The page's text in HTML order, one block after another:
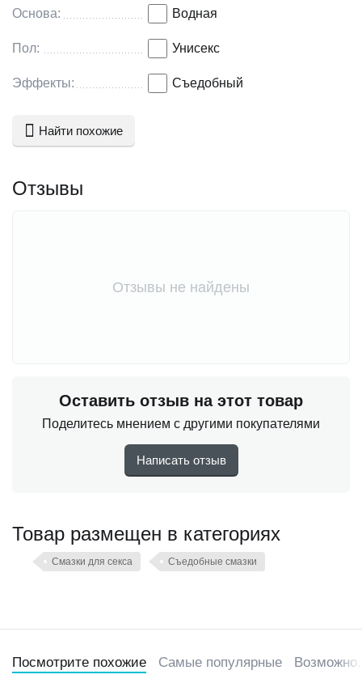
Основа: Водная
Пол: Унисекс
Эффекты: Съедобный
Найти похожие
Отзывы
Отзывы не найдены
Оставить отзыв на этот товар
Поделитесь мнением с другими покупателями
Написать отзыв
Товар размещен в категориях
Смазки для секса Съедобные смазки
Посмотрите похожие Самые популярные Возможно,